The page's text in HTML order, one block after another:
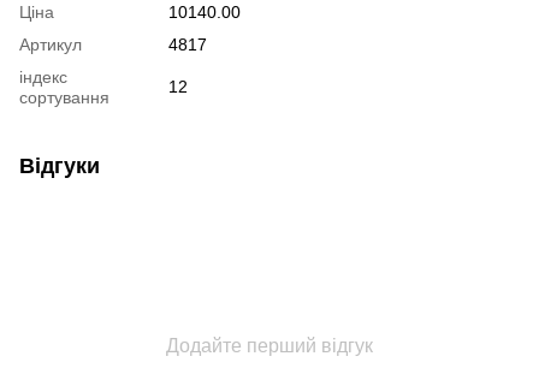
Ціна
10140.00
Артикул
4817
індекс
сортування
12
Відгуки
Додайте перший відгук